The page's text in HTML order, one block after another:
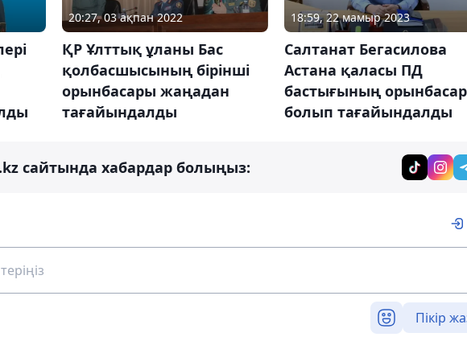
20:27, 03 ақпан 2022
ҚР Ұлттық ұланы Бас
қолбасшысының бірінші
орынбасары жаңадан
тағайындалды
18:59, 22 мамыр 2023
Салтанат Бегасилова
Астана қаласы ПД
бастығының
болып тағайындалды
сайтында хабардар болыңыз:
Пікір